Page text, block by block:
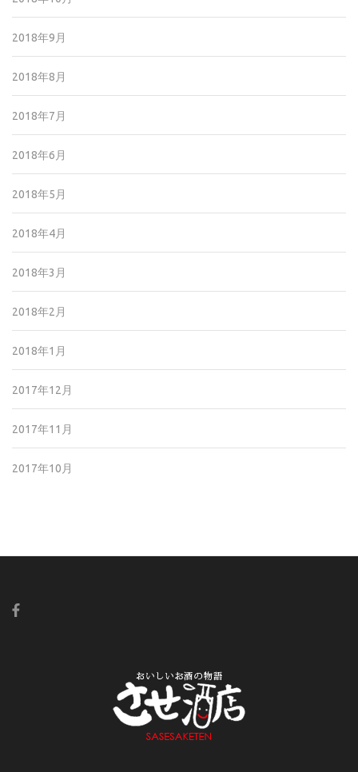
2018年9月
2018年8月
2018年7月
2018年6月
2018年5月
2018年4月
2018年3月
2018年2月
2018年1月
2017年12月
2017年11月
2017年10月